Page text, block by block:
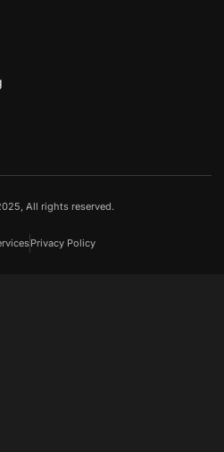
All rights reserved.
Privacy Policy